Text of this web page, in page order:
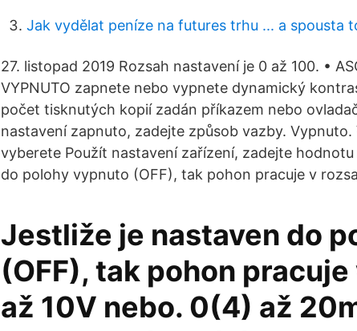
Jak vydělat peníze na futures trhu ... a spousta
27. listopad 2019 Rozsah nastavení je 0 až 100. •
VYPNUTO zapnete nebo vypnete dynamický
počet tisknutých kopií zadán příkazem nebo
nastavení zapnuto, zadejte způsob vazby. Vypnuto.
vyberete Použít nastavení zařízení, zadejte
do polohy vypnuto (OFF), tak pohon pracuje v
Jestliže je nastaven do
(OFF), tak pohon
až 10V nebo. 0(4) až